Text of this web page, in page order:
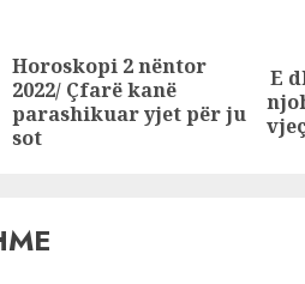
motit për ditën e
sotme
post:
Horoskopi 2 nëntor
2022/ Çfarë kanë
parashikuar yjet për ju
sot
Next
post:
E